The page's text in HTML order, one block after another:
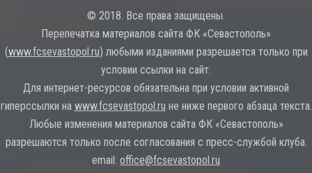
© 2018. Все права защищены.
Перепечатка материалов сайта ФК «Севастополь»
(www.fcsevastopol.ru) любыми изданиями разрешается только при
условии ссылки на сайт.
Для интернет-ресурсов обязательна при условии активной
гиперссылки на www.fcsevastopol.ru не ниже первого абзаца текста.
Любые изменения материалов сайта ФК «Севастополь»
разрешаются только после согласования с пресс-службой клуба.
email: office@fcsevastopol.ru